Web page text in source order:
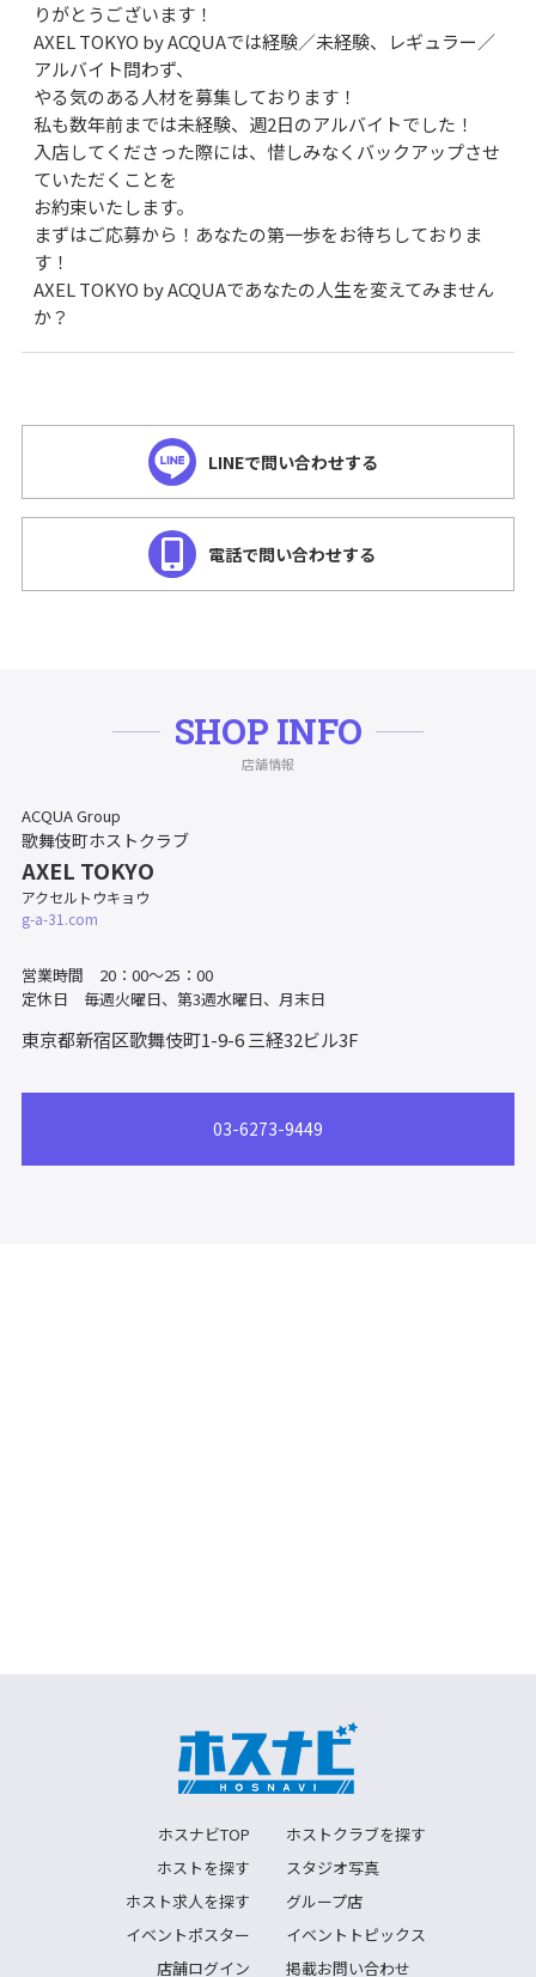
りがとうございます！
AXEL TOKYO by ACQUAでは経験／未経験、レギュラー／
アルバイト問わず、
やる気のある人材を募集しております！
私も数年前までは未経験、週2日のアルバイトでした！
入店してくださった際には、惜しみなくバックアップさせ
ていただくことを
お約束いたします。
まずはご応募から！あなたの第一歩をお待ちしておりま
す！
AXEL TOKYO by ACQUAであなたの人生を変えてみません
か？
LINEで問い合わせする
電話で問い合わせする
SHOP INFO
店舗情報
ACQUA Group
歌舞伎町ホストクラブ
AXEL TOKYO
アクセルトウキョウ
g-a-31.com
営業時間 20：00～25：00
定休日 毎週火曜日、第3週水曜日、月末日
東京都新宿区歌舞伎町1-9-6三経32ビル3F
03-6273-9449
ホスナビTOP
ホストクラブを探す
ホストを探す
スタジオ写真
ホスト求人を探す
グループ店
イベントポスター
イベントトピックス
店舗ログイン
掲載お問い合わせ